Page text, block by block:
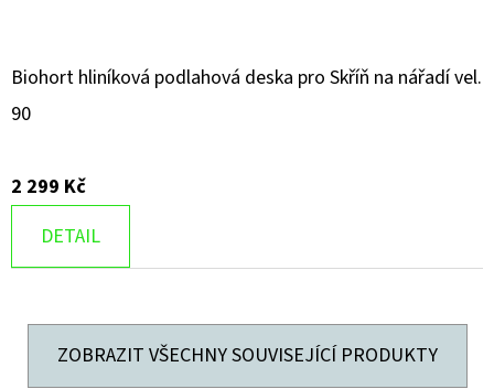
Biohort hliníková podlahová deska pro Skříň na nářadí vel.
90
2 299 Kč
DETAIL
ZOBRAZIT VŠECHNY SOUVISEJÍCÍ PRODUKTY